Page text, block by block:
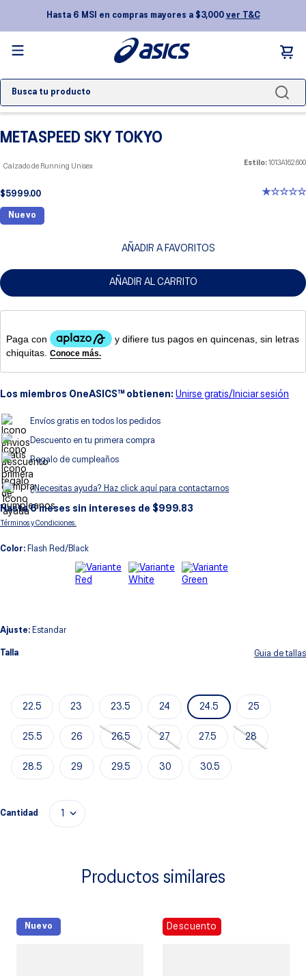
Hasta 6 MSI en compras mayores a $3,000 ver T&C
Busca tu producto
METASPEED SKY TOKYO
Calzado de Running Unisex Estilo: 1013A162.600
$5999.00 ★☆☆☆☆
Nuevo
AÑADIR A FAVORITOS
AÑADIR AL CARRITO
Los miembros OneASICS™ obtienen: Unirse gratis/Iniciar sesión
Envíos gratis en todos los pedidos
Descuento en tu primera compra
Regalo de cumpleaños
¿Necesitas ayuda? Haz click aquí para contactarnos
Hasta6meses sin intereses de $999.83
Términos y Condiciones.
Color: Flash Red/Black
Ajuste: Estandar
Talla Guia de tallas
22.5 23 23.5 24 24.5 25
25.5 26 26.5 27 27.5 28
28.5 29 29.5 30 30.5
Cantidad 1
Productos similares
Nuevo Descuento
1.
novablast 5
2.
gel kayano
3.
4.
8.
gel
gel kayano 14
10. 1130